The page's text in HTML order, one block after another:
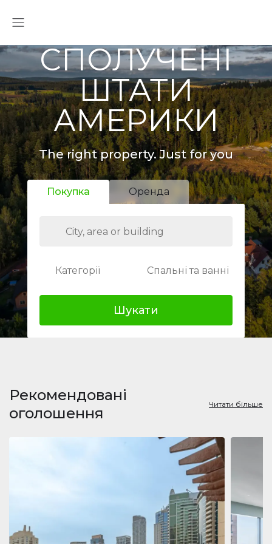
СПОЛУЧЕНІ
ШТАТИ
АМЕРИКИ
The right property. Just for you
Покупка Оренда
Категорії Спальні та ванні
Шукати
Рекомендовані
оголошення
Читати більше